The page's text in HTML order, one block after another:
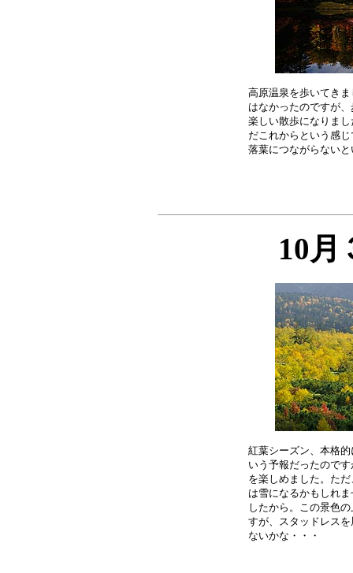
高原温泉を歩いてき
はなかったのですが
楽しい散歩になりま
だこれからという感
10月
紅葉シーズン、本格
いう予報だったので
を楽しめました。た
は雪になるかもしれ
したから。この景色
すが、スタッドレス